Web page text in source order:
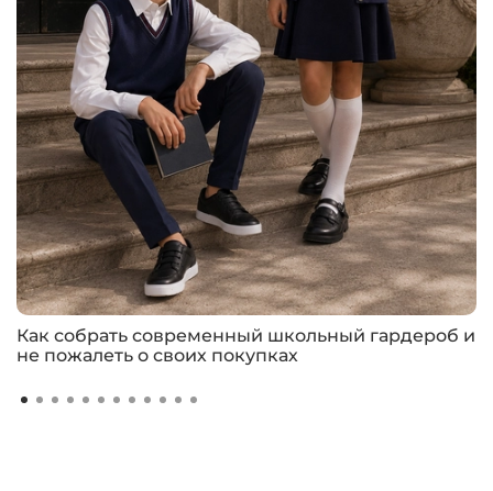
Как собрать современный школьный гардероб и
не пожалеть о своих покупках